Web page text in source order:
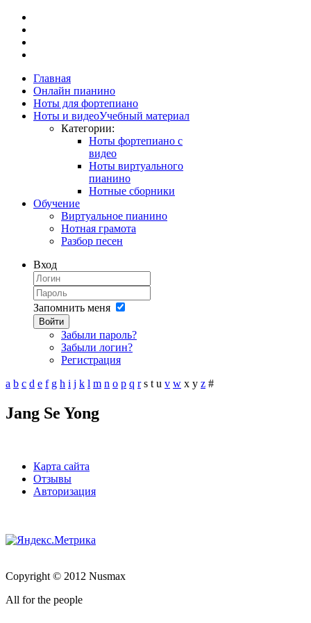
Главная
Онлайн пианино
Ноты для фортепиано
Ноты и видеоУчебный материал
Категории:
Ноты фортепиано с
видео
Ноты виртуального
пианино
Нотные сборники
Обучение
Виртуальное пианино
Нотная грамота
Разбор песен
Вход
Запомнить меня
Войти
Забыли пароль?
Забыли логин?
Регистрация
a b c d e f g h i j k l m n o p q r s t u v w x y z #
Jang Se Yong
Карта сайта
Отзывы
Авторизация
Copyright © 2012 Nusmax
All for the people